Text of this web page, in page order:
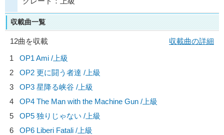
収載曲一覧
12曲を収載
収載曲の詳細
1
OP1 Ami /上級
2
OP2 更に闘う者達 /上級
3
OP3 星降る峡谷 /上級
4
OP4 The Man with the Machine Gun /上級
5
OP5 独りじゃない /上級
6
OP6 Liberi Fatali /上級